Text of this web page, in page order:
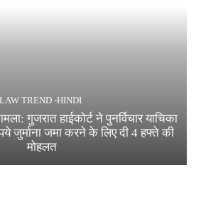
LAW TREND -HINDI
गुजरात हाईकोर्ट ने पुनर्विचार याचिका
जुर्माना जमा करने के लिए दी 4 हफ्ते की
मोहलत